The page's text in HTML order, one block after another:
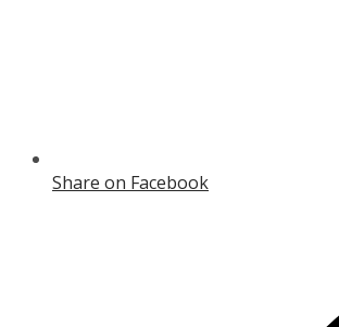
Share on Facebook